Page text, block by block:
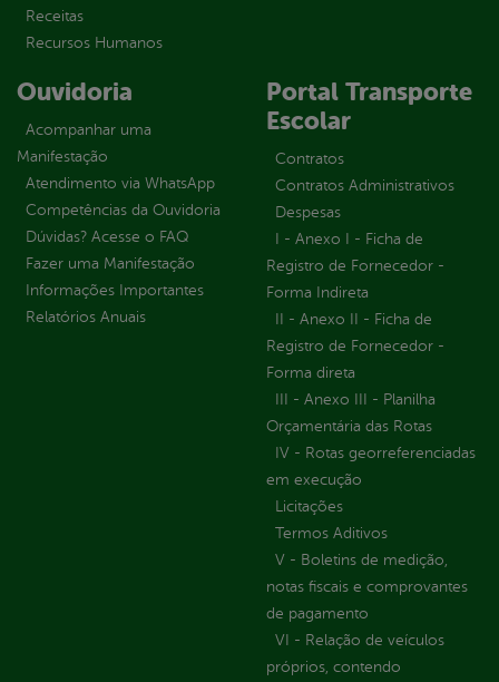
Receitas
Recursos Humanos
Ouvidoria
Acompanhar uma
Manifestação
Atendimento via WhatsApp
Competências da Ouvidoria
Dúvidas? Acesse o FAQ
Fazer uma Manifestação
Informações Importantes
Relatórios Anuais
Portal Transporte
Escolar
Contratos
Contratos Administrativos
Despesas
I - Anexo I - Ficha de
Registro de Fornecedor -
Forma Indireta
II - Anexo II - Ficha de
Registro de Fornecedor -
Forma direta
III - Anexo III - Planilha
Orçamentária das Rotas
IV - Rotas georreferenciadas
em execução
Licitações
Termos Aditivos
V - Boletins de medição,
notas fiscais e comprovantes
de pagamento
VI - Relação de veículos
próprios, contendo